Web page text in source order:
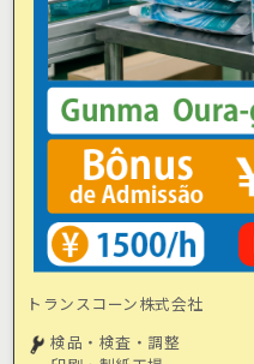
トランスコーン株式会社
検品・検査・調整